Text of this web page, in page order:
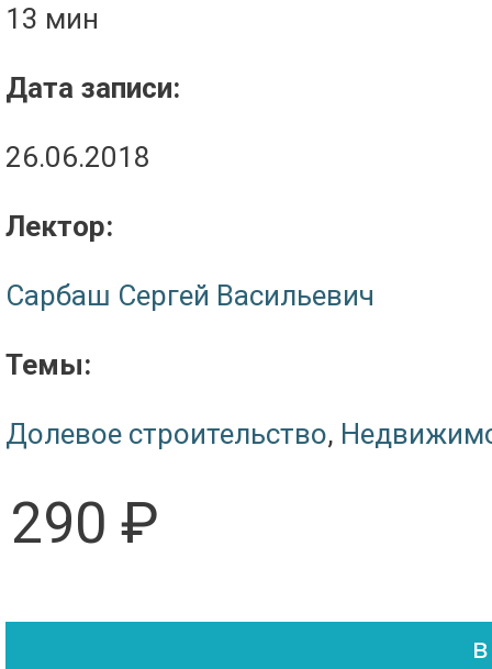
13 мин
Дата записи:
26.06.2018
Лектор:
Сарбаш Сергей Васильевич
Темы:
Долевое строительство,
290 ₽